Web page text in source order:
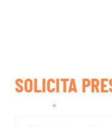
SOLICITA